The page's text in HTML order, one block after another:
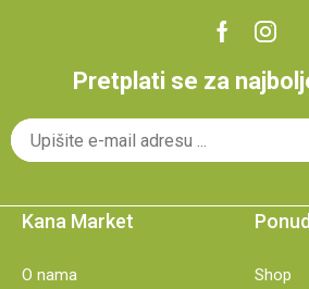
Pretplati se za
Kana Market
O nama Shop